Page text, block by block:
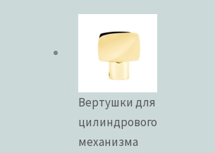
Вертушки для
цилиндрового
механизма